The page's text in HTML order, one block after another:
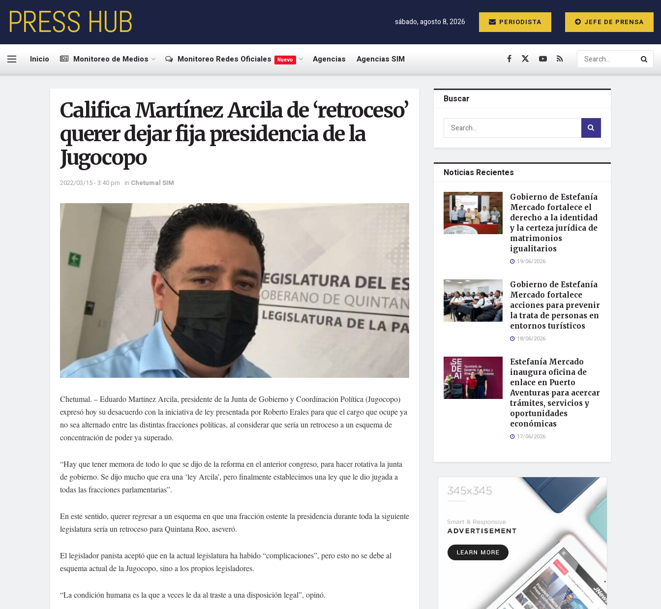
PRESS HUB sábado, agosto 8, 2026 PERIODISTA JEFE DE PRENSA
Inicio Monitoreo de Medios Monitoreo Redes Oficiales Nuevo Agencias Agencias SIM
Califica Martínez Arcila de ‘retroceso’
querer dejar fija presidencia de la
Jugocopo
2022/03/15 - 3:40 pm in Chetumal SIM
Chetumal. – Eduardo Martínez Arcila, presidente de la Junta de Gobierno y Coordinación Política (Jugocopo)
expresó hoy su desacuerdo con la iniciativa de ley presentada por Roberto Erales para que el cargo que ocupe ya
no sea alternado entre las distintas fracciones políticas, al considerar que sería un retroceso a un esquema de
concentración de poder ya superado.
“Hay que tener memora de todo lo que se dijo de la reforma en el anterior congreso, para hacer rotativa la junta
de gobierno. Se dijo mucho que era una ‘ley Arcila’, pero finalmente establecimos una ley que le dio jugada a
todas las fracciones parlamentarias”.
En este sentido, querer regresar a un esquema en que una fracción ostente la presidencia durante toda la siguiente
legislatura sería un retroceso para Quintana Roo, aseveró.
El legislador panista aceptó que en la actual legislatura ha habido “complicaciones”, pero esto no se debe al
esquema actual de la Jugocopo, sino a los propios legisladores.
“La condición humana es la que a veces le da al traste a una disposición legal”, opinó.
Buscar
Noticias Recientes
Gobierno de Estefanía
Mercado fortalece el
derecho a la identidad
y la certeza jurídica de
matrimonios
igualitarios
19/06/2026
Gobierno de Estefanía
Mercado fortalece
acciones para prevenir
la trata de personas en
entornos turísticos
18/06/2026
Estefanía Mercado
inaugura oficina de
enlace en Puerto
Aventuras para acercar
trámites, servicios y
oportunidades
económicas
17/06/2026